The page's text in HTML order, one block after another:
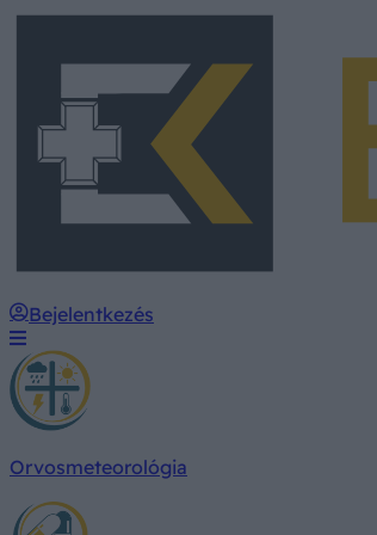
Bejelentkezés
Orvosmeteorológia